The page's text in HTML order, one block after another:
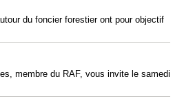
du foncier forestier ont pour objectif
membre du RAF, vous invite le samedi